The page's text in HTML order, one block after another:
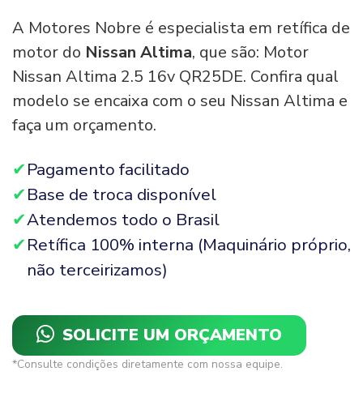
A Motores Nobre é especialista em retífica de
motor do Nissan Altima, que são: Motor
Nissan Altima 2.5 16v QR25DE. Confira qual
modelo se encaixa com o seu Nissan Altima e
faça um orçamento.
Pagamento facilitado
Base de troca disponível
Atendemos todo o Brasil
Retífica 100% interna (Maquinário próprio,
não terceirizamos)
SOLICITE UM ORÇAMENTO
*Consulte condições diretamente com nossa equipe.